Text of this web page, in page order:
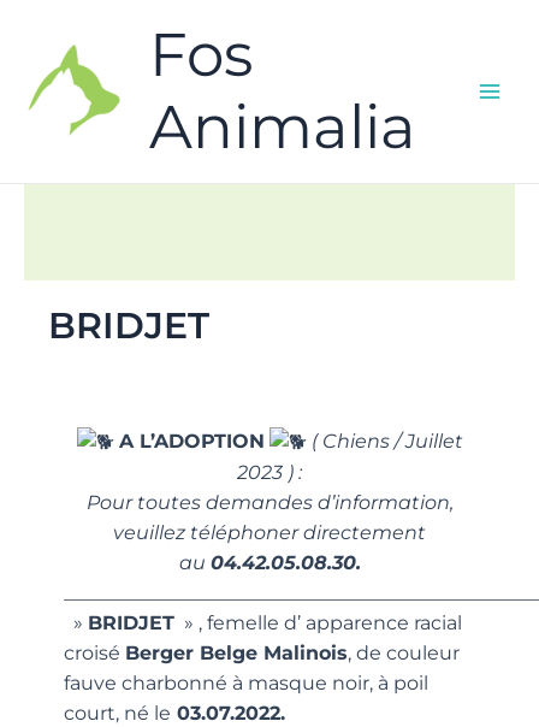
Fos
Animalia
BRIDJET
A L’ADOPTION
( Chiens / Juillet
2023 ) :
Pour toutes demandes d’information,
veuillez téléphoner directement
au 04.42.05.08.30.
» BRIDJET » , femelle d’ apparence racial
croisé Berger Belge Malinois, de couleur
fauve charbonné à masque noir, à poil
court, né le 03.07.2022.